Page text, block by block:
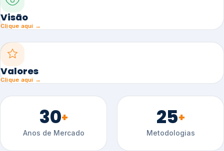
Visão
Clique aqui →
Valores
Clique aqui →
30+
Anos de Mercado
25+
Metodologias